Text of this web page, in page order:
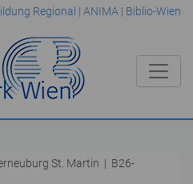
Regional | ANIMA | Biblio-Wien
St. Martin | B26-